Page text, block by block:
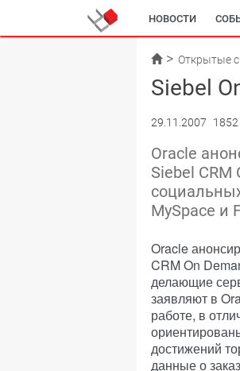
НОВОСТИ
Открытые
Siebel
29.11.2007 1852
Oracle
Siebel
MySpace и
Oracle
CRM On
делающие
заявляют в
работе, в
достижений
данные о